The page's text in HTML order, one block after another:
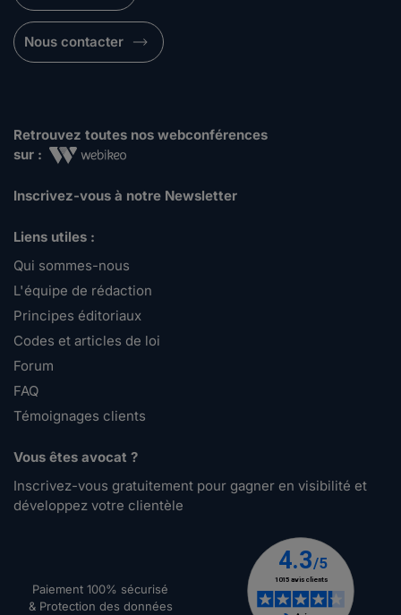
Nous contacter
Retrouvez toutes nos webconférences
sur :
Inscrivez-vous à notre Newsletter
Liens utiles :
Qui sommes-nous
L'équipe de rédaction
Principes éditoriaux
Codes et articles de loi
Forum
FAQ
Témoignages clients
Vous êtes avocat ?
Inscrivez-vous gratuitement pour gagner en visibilité et
développez votre clientèle
Paiement 100% sécurisé
& Protection des données